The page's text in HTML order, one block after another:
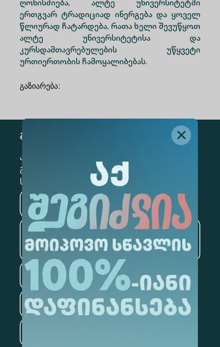
ღონისძიება, ალტე უნივერსიტეტში
ერთგვარ ტრადიციად ინერგება და ყოველ
წლიურად ჩატარდება, რათა ხელი შევუწყოთ
ალტე უნივერსიტეტისა და
კურსდამთავრებულების უწყვეტი
ურთიერთობის ჩამოყალიბებას.
გაზიარება:
გამოწერა
კონკრეტული მიმართულების
გამოსაწერად, მონიშნეთ შესაბამისი
სექცია
მედიცინა ბიზნესი
საინფორმაციო
ტექნოლოგიები
სამართალი
ფსიქოლოგია